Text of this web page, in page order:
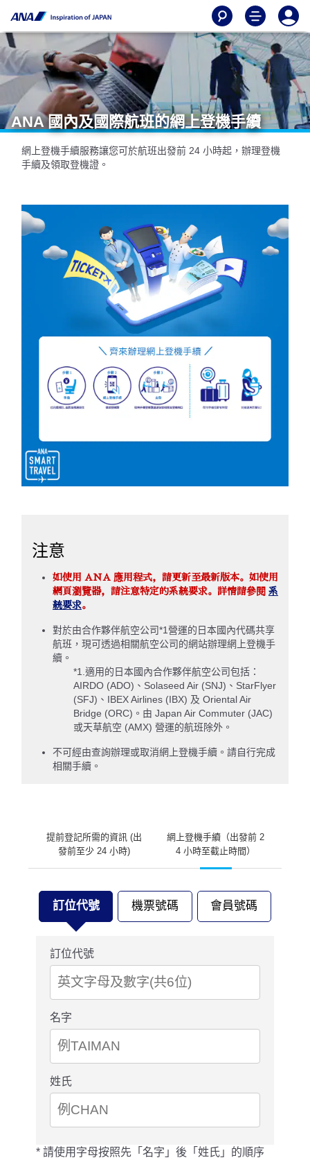
ANA 國內及國際航班的網上登機手續
網上登機手續服務讓您可於航班出發前 24 小時起，辦理登機
手續及領取登機證。
注意
如使用 ANA 應用程式，請更新至最新版本。如使用
網頁瀏覽器，請注意特定的系統要求。詳情請參閱 系
統要求。
對於由合作夥伴航空公司*1營運的日本國內代碼共享
航班，現可透過相關航空公司的網站辦理網上登機手
續。
*1.適用的日本國內合作夥伴航空公司包括：
AIRDO (ADO)、Solaseed Air (SNJ)、StarFlyer
(SFJ)、IBEX Airlines (IBX) 及 Oriental Air
Bridge (ORC)。由 Japan Air Commuter (JAC)
或天草航空 (AMX) 營運的航班除外。
​不可​經由查詢辦理或取消網上登機手續。請自行完成
相關手續。
提前登記所需的資訊 (出
發前至少 24 小時)
網上登機手續（出發前 2
4 小時至截止時間）
訂位代號 機票號碼 會員號碼
訂位代號
名字
姓氏
請使用字母按照先「名字」後「姓氏」的順序